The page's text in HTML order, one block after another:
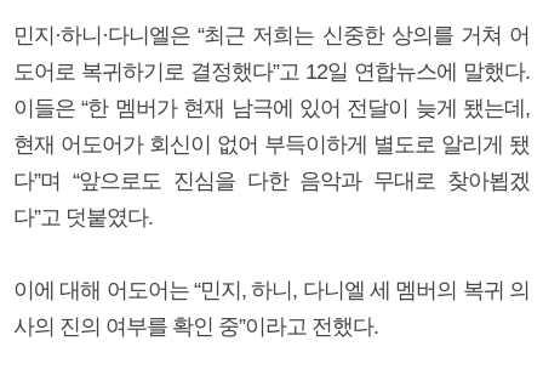
민지·하니·다니엘은 “최근 저희는 신중한 상의를 거쳐 어
도어로 복귀하기로 결정했다”고 12일 연합뉴스에 말했다.
이들은 “한 멤버가 현재 남극에 있어 전달이 늦게 됐는데,
현재 어도어가 회신이 없어 부득이하게 별도로 알리게 됐
다”며 “앞으로도 진심을 다한 음악과 무대로 찾아뵙겠
다”고 덧붙였다.
이에 대해 어도어는 “민지, 하니, 다니엘 세 멤버의 복귀 의
사의 진의 여부를 확인 중”이라고 전했다.